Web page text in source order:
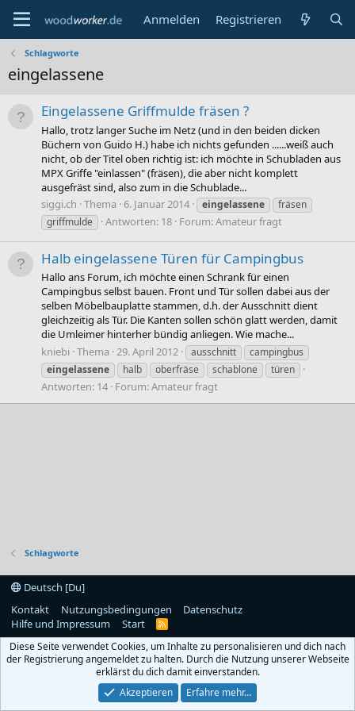
Anmelden Registrieren
Schlagworte
eingelassene
Eingelassene Griffmulde fräsen ?
Hallo, trotz langer Suche im Netz (und in den beiden dicken
Büchern von Guido H.) habe ich nichts gefunden ......weiß auch
nicht, ob der Titel oben richtig ist: ich möchte in Schubladen aus
MPX Griffe "einlassen" (fräsen), die aber nicht komplett
ausgefräst sind, also zum in die Schublade...
siggi.ch Thema 6. Januar 2014 eingelassene
fräsen
griffmulde
Antworten: 18 Forum:Amateur fragt
Halb eingelassene Türen für Campingbus
Hallo ans Forum, ich möchte einen Schrank für einen
Campingbus selbst bauen. Front und Tür sollen dabei aus der
selben Möbelbauplatte stammen, d.h. der Ausschnitt dient
gleichzeitig als Tür. Die Kanten sollen schön glatt werden, damit
die Umleimer hinterher bündig anliegen. Wie mache...
kniebi Thema 29. April 2012 ausschnitt
campingbus
eingelassene
halb oberfräse schablone türen
Antworten: 14 Forum:Amateur fragt
Schlagworte
Deutsch [Du]
Kontakt
Nutzungsbedingungen
Datenschutz
Hilfe und Impressum
Start
R
S
Diese Seite verwendet Cookies, um Inhalte zu personalisieren und dich nach
der Registrierung angemeldet zu halten. Durch die Nutzung unserer Webseite
erklärst du dich damit einverstanden.
Akzeptieren
Erfahre mehr…